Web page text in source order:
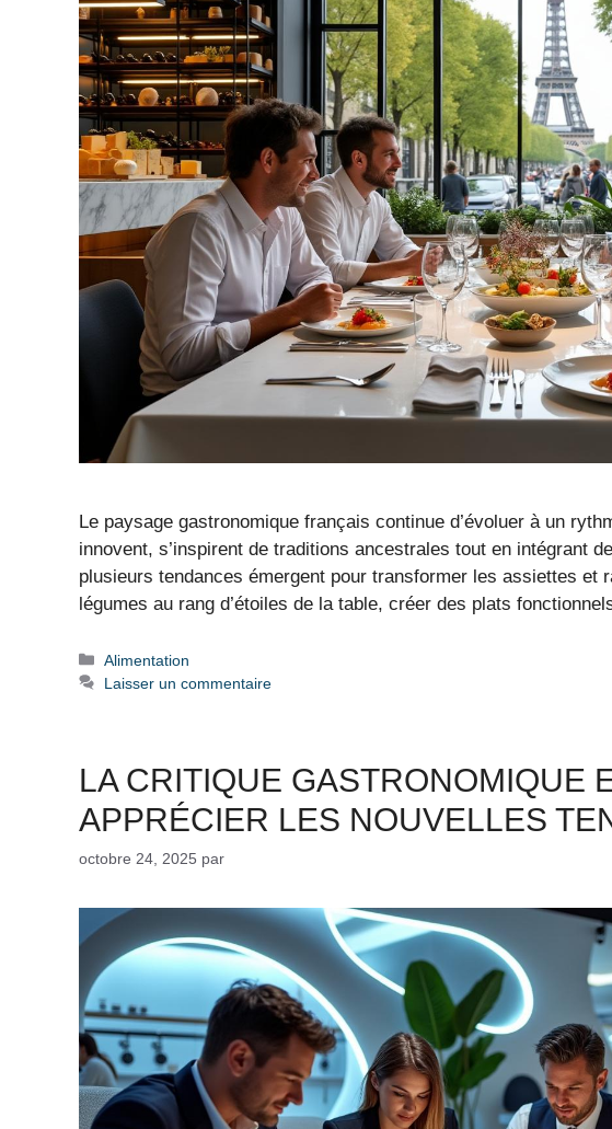
Le paysage gastronomique français continue d’évoluer à un
innovent, s’inspirent de traditions ancestrales tout en intégrant
plusieurs tendances émergent pour transformer les assiettes et
légumes au rang d’étoiles de la table, créer des plats
Catégories
Alimentation
Laisser un commentaire
LA CRITIQUE GASTRONOMIQUE
APPRÉCIER LES NOUVELLES
octobre 24, 2025 par